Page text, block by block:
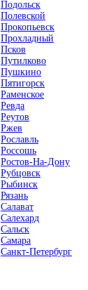
Подольск
Полевской
Прокопьевск
Прохладный
Псков
Путилково
Пушкино
Пятигорск
Раменское
Ревда
Реутов
Ржев
Рославль
Россошь
Ростов-На-Дону
Рубцовск
Рыбинск
Рязань
Салават
Салехард
Сальск
Самара
Санкт-Петербург